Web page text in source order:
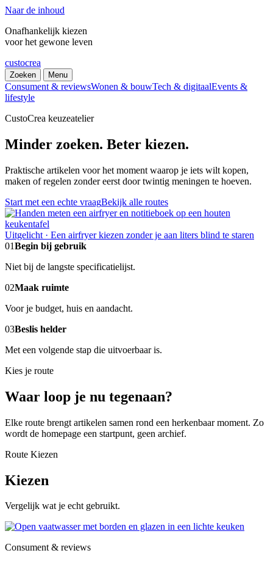
Naar de inhoud
Onafhankelijk kiezen
voor het gewone leven
custocrea
Zoeken Menu
Consument & reviewsWonen & bouwTech & digitaalEvents &
lifestyle
CustoCrea keuzeatelier
Minder zoeken. Beter kiezen.
Praktische artikelen voor het moment waarop je iets wilt kopen,
maken of regelen zonder eerst door twintig meningen te hoeven.
Start met een echte vraagBekijk alle routes
Uitgelicht · Een airfryer kiezen zonder je aan liters blind te staren
01Begin bij gebruik
Niet bij de langste specificatielijst.
02Maak ruimte
Voor je budget, huis en aandacht.
03Beslis helder
Met een volgende stap die uitvoerbaar is.
Kies je route
Waar loop je nu tegenaan?
Elke route brengt artikelen samen rond een herkenbaar moment. Zo
wordt de homepage een startpunt, geen archief.
Route Kiezen
Kiezen
Vergelijk wat je echt gebruikt.
Consument & reviews